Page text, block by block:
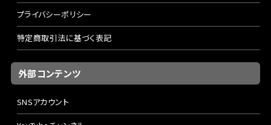
プライバシーポリシー
特定商取引法に基づく表記
外部コンテンツ
SNSアカウント